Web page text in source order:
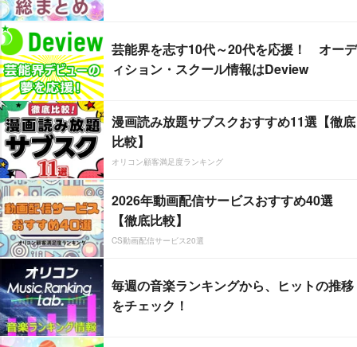
芸能界を志す10代～20代を応援！ オーデ
ィション・スクール情報はDeview
漫画読み放題サブスクおすすめ11選【徹底
比較】
オリコン顧客満足度ランキング
2026年動画配信サービスおすすめ40選
【徹底比較】
CS動画配信サービス20選
毎週の音楽ランキングから、ヒットの推移
をチェック！